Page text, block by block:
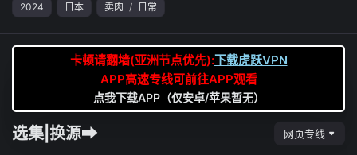
2024 日本 卖肉 / 日常
卡顿请翻墙(亚洲节点优先):下载虎跃VPN
APP高速专线可前往APP观看
点我下载APP（仅安卓/苹果暂无）
选集|换源➡ 网页专线